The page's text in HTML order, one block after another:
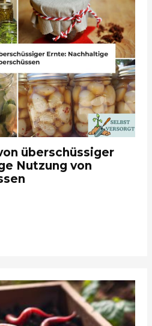
überschüssiger
Nutzung von